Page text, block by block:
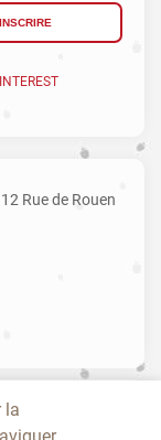
Rue de Rouen
la
pendant la
conséquences